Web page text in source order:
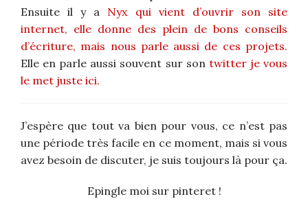
Ensuite il y a Nyx qui vient d’ouvrir son site
internet, elle donne des plein de bons conseils
d’écriture, mais nous parle aussi de ces projets.
Elle en parle aussi souvent sur son twitter je vous
le met juste ici.
J’espère que tout va bien pour vous, ce n’est pas
une période très facile en ce moment, mais si vous
avez besoin de discuter, je suis toujours là pour ça.
Epingle moi sur pinteret !